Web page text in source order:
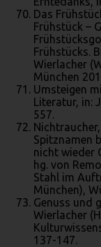
Das
Frühstück –
Frühstücks.
Wierlacher
München
Umsteigen
Literatur, in:
557.
Spitznamen
nicht wieder
hg. von
Stahl im
München),
Genuss und
Wierlacher
137-147.